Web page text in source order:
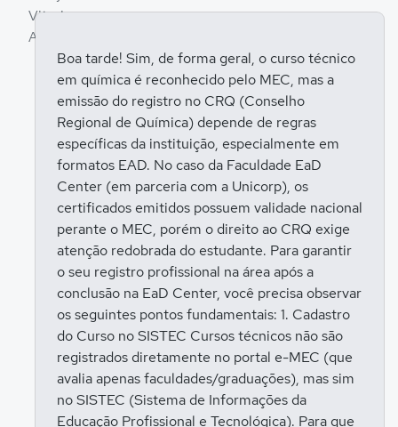
Entrar para responder
Boa tarde! Sim, de forma geral, o curso técnico
em química é reconhecido pelo MEC, mas a
emissão do registro no CRQ (Conselho
Regional de Química) depende de regras
específicas da instituição, especialmente em
formatos EAD. No caso da Faculdade EaD
Center (em parceria com a Unicorp), os
certificados emitidos possuem validade nacional
perante o MEC, porém o direito ao CRQ exige
atenção redobrada do estudante. Para garantir
o seu registro profissional na área após a
conclusão na EaD Center, você precisa observar
os seguintes pontos fundamentais: 1. Cadastro
do Curso no SISTEC Cursos técnicos não são
registrados diretamente no portal e-MEC (que
avalia apenas faculdades/graduações), mas sim
no SISTEC (Sistema de Informações da
Educação Profissional e Tecnológica). Para que